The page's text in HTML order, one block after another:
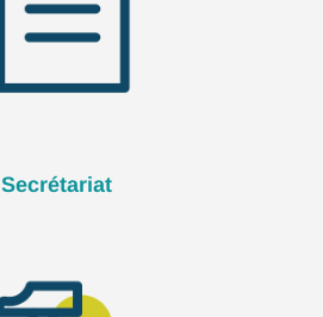
Secrétariat